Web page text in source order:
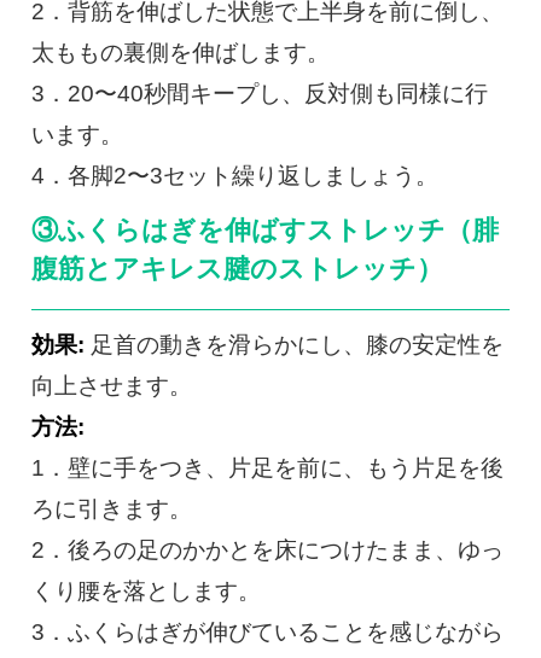
2．背筋を伸ばした状態で上半身を前に倒し、
太ももの裏側を伸ばします。
3．20〜40秒間キープし、反対側も同様に行
います。
4．各脚2〜3セット繰り返しましょう。
③ふくらはぎを伸ばすストレッチ（腓
腹筋とアキレス腱のストレッチ）
効果: 足首の動きを滑らかにし、膝の安定性を
向上させます。
方法:
1．壁に手をつき、片足を前に、もう片足を後
ろに引きます。
2．後ろの足のかかとを床につけたまま、ゆっ
くり腰を落とします。
3．ふくらはぎが伸びていることを感じながら